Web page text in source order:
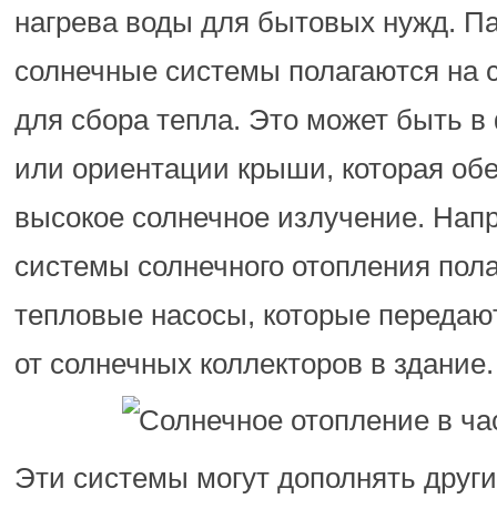
нагрева воды для бытовых нужд.
солнечные системы полагаются на
для сбора тепла. Это может быть
или ориентации крыши, которая
высокое солнечное излучение.
системы солнечного отопления
тепловые насосы, которые
от солнечных коллекторов в здание.
Эти системы могут дополнять